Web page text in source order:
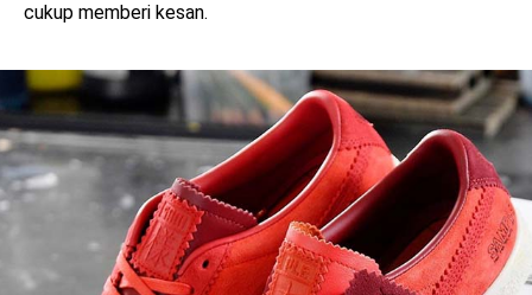
cukup memberi kesan.